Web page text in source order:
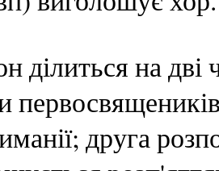
ділиться на
друга